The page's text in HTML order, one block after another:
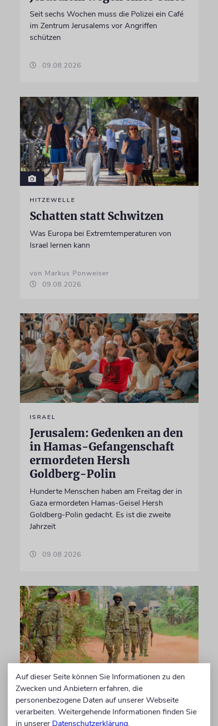
Seit sechs Wochen muss die Polizei ein Café
im Zentrum Jerusalems vor Angriffen
schützen
09.08.2026
HITZEWELLE
Schatten statt Schwitzen
Was Europa bei Extremtemperaturen von
Israel lernen kann
von Markus Ponweiser
09.08.2026
ISRAEL
Jerusalem: Gedenken an den
in Hamas-Gefangenschaft
ermordeten Hersh
Goldberg-Polin
Hunderte Menschen haben am Freitag der in
Gaza ermordeten Hamas-Geisel Hersh
Goldberg-Polin gedacht. Es ist die zweite
Jahrzeit
09.08.2026
NAHOST
Ugandas Parlament billigt
Truppenentsendung nach
Auf dieser Seite können Sie Informationen zu den
Zwecken und Anbietern erfahren, die
personenbezogene Daten auf unserer Webseite
verarbeiten. Weitergehende Informationen finden Sie
in unserer Datenschutzerklärung.